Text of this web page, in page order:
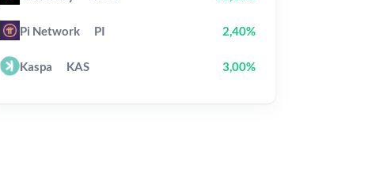
Pi Network PI 2,40%
Kaspa KAS 3,00%